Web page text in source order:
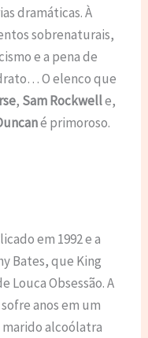
dramáticas. À
sobrenaturais,
e a pena de
O elenco que
, Sam Rockwelle,
é primoroso.
em 1992 e a
Bates, que King
Louca Obsessão. A
anos em um
alcoólatra